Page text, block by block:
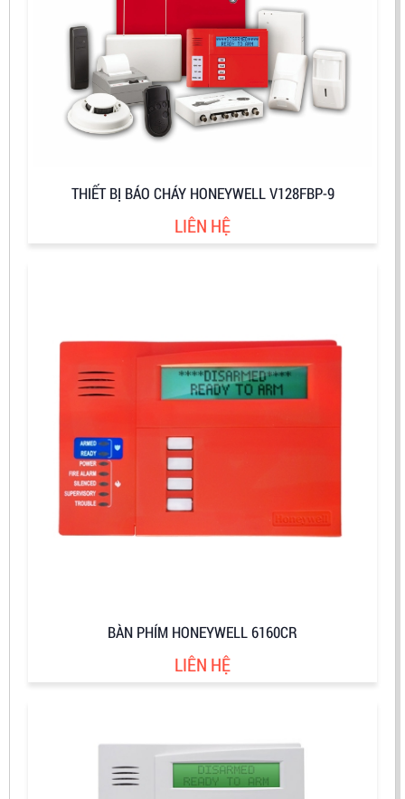
THIẾT BỊ BÁO CHÁY HONEYWELL V128FBP-9
LIÊN HỆ
BÀN PHÍM HONEYWELL 6160CR
LIÊN HỆ